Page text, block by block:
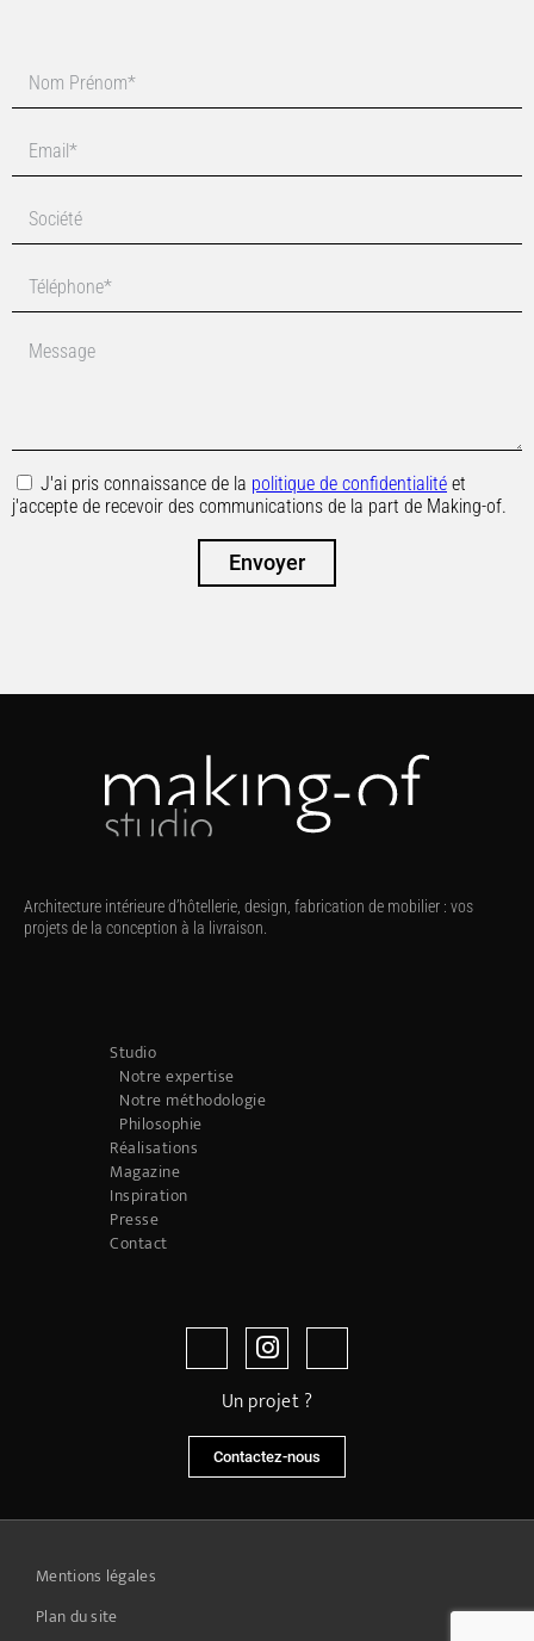
J'ai pris connaissance de la politique de confidentialité et
j'accepte de recevoir des communications de la part de Making-of.
Envoyer
Architecture intérieure d’hôtellerie, design, fabrication de mobilier : vos
projets de la conception à la livraison.
Studio
Notre expertise
Notre méthodologie
Philosophie
Réalisations
Magazine
Inspiration
Presse
Contact
Un projet ?
Contactez-nous
Mentions légales
Plan du site